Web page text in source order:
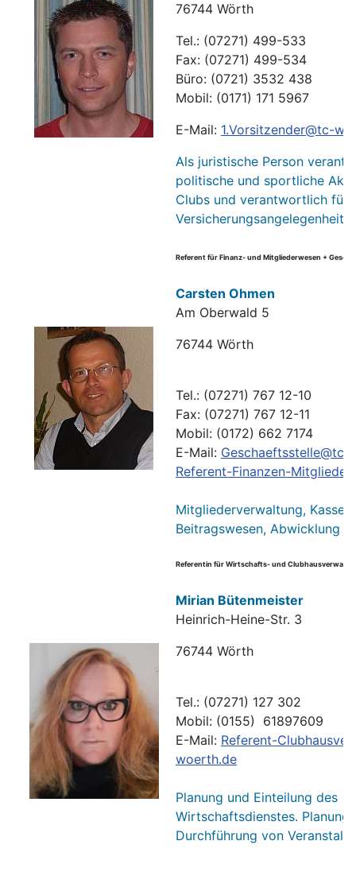
76744 Wörth
Tel.: (07271) 499-533
Fax: (07271) 499-534
Büro: (0721) 3532 438
Mobil: (0171) 171 5967
E-Mail: 1.Vorsitzender@tc-
Als juristische Person
politische und sportliche
Clubs und verantwortlich für
Referent für Finanz- und Mitgliederwesen +
Carsten Ohmen
Am Oberwald 5
76744 Wörth
Tel.: (07271) 767 12-10
Fax: (07271) 767 12-11
Mobil: (0172) 662 7174
E-Mail: Geschaeftsstelle@tc-
Referent-Finanzen-
Mitgliederverwaltung, Kasse,
Beitragswesen, Abwicklung
Referentin für Wirtschafts- und
Mirian Bütenmeister
Heinrich-Heine-Str. 3
76744 Wörth
Tel.: (07271) 127 302
Mobil: (0155) 61897609
E-Mail: Referent-
woerth.de
Planung und Einteilung des
Wirtschaftsdienstes. Planung
Durchführung von